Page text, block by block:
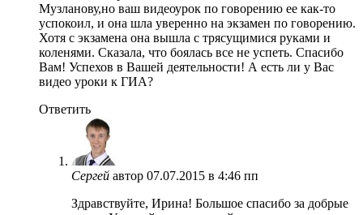
Музланову,но ваш видеоурок по говорению ее как-то
успокоил, и она шла уверенно на экзамен по говорению.
Хотя с экзамена она вышла с трясущимися руками и
коленями. Сказала, что боялась все не успеть. Спасибо
Вам! Успехов в Вашей деятельности! А есть ли у Вас
видео уроки к ГИА?
Ответить
Сергей автор 07.07.2015 в 4:46 пп
Здравствуйте, Ирина! Большое спасибо за добрые